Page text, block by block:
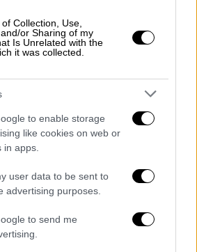
Collection, Use,
or Sharing of my
Is Unrelated with the
it was collected.
to enable storage
like cookies on web or
apps.
user data to be sent to
advertising purposes.
to send me
Ap Photos
των Συμμάχων που ήταν
για την γερμανική
ο στρατηγόςΤζορτζ Πάτον
Στρατιάς των
οι διαταγές από την
ο Πάτον είχε ήδη
να επιτεθούν στους
την Μπαστόν.